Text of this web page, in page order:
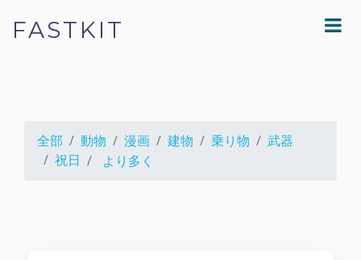
FASTKIT
全部 動物 漫画 建物 乗り物
武器
祝日
より多く